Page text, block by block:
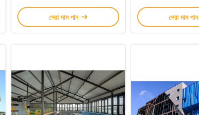
ফ্যাব্রিকেশন
সেরা দাম পান
সেরা দাম পান